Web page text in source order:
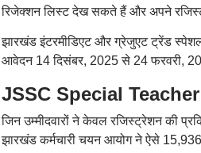
रिजेक्शन लिस्ट देख सकते हैं और अपने
झारखंड इंटरमीडिएट और ग्रेजुएट ट्रेंड
आवेदन 14 दिसंबर, 2025 से 24 फरवरी,
JSSC Special
जिन उम्मीदवारों ने केवल रजिस्ट्रेशन की
झारखंड कर्मचारी चयन आयोग ने ऐसे 15,936